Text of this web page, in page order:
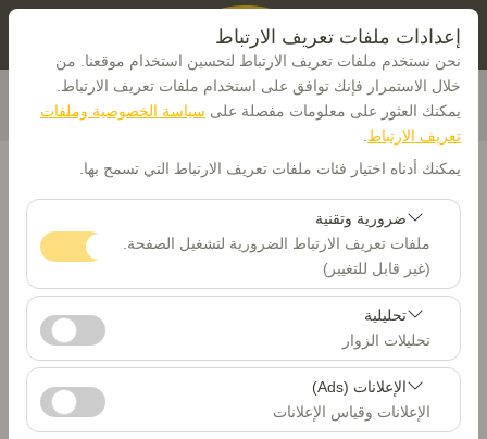
إعدادات ملفات تعريف الارتباط
نحن نستخدم ملفات تعريف الارتباط لتحسين استخدام موقعنا. من
خلال الاستمرار فإنك توافق على استخدام ملفات تعريف الارتباط.
يمكنك العثور على معلومات مفصلة على سياسة الخصوصية وملفات
تعريف الارتباط
يمكنك أدناه اختيار فئات ملفات تعريف الارتباط التي تسمح بها.
ضرورية وتقنية
ملفات تعريف الارتباط الضرورية لتشغيل الصفحة.
(غير قابل للتغيير)
تعد ملفات تعريف الارتباط هذه ضرورية لعمل الموقع بشكل
صحيح، والأمان، وإدارة الجلسات، والوظائف الأساسية. لا يمكن
تعطيلها.
تحليلية
تحليلات الزوار
تتيح لنا ملفات تعريف الارتباط هذه تحليل كيفية استخدام موقعنا
(عدد الزوار، الصفحات الأكثر زيارة، سلوك المستخدمين).
تُستخدم هذه البيانات لقياس أداء الموقع وتحسين تجربة
الإعلانات (Ads)
الإعلانات وقياس الإعلانات
بيك اب الموقع
Trabzon
تحديد موقع مختلف الانزال
تاريخ الالتقاط والوقت